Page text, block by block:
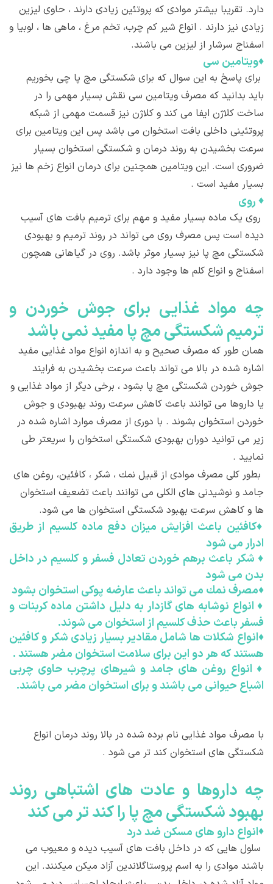
دارد. تقریبا بیشتر موادی كه پروتئین زیادی دارند ، حاوی لیزین
زیادی نیز دارند . انواع شیر كم چرب، تخم مرغ ، ماهی ها ، لوبیا و
اسفناج سرشار از لیزین می باشند.
♦ویتامین سی
برای پاسخ به این سوال که برای شکستگی مچ پا چی بخوریم
باید بدانید که مصرف ویتامین سی نقش بسیار مهمی را در
ساخت كلاژن ایفا می کند و كلاژن نیز قسمت مهمی از شبکه
پروتئینی داخلی بافت استخوان می باشد پس این ویتامین برای
سرعت بخشیدن به روند درمان و شكستگی استخوان بسیار
ضروری است. این ویتامین همچنین برای درمان انواع زخم ها نیز
بسیار مفید است .
♦روی
روی یک ماده بسیار مفید و مهم برای ترمیم بافت های آسیب
دیده است پس مصرف روی می تواند در روند ترمیم و بهبودی
شكستگی مچ پا نیز بسیار موثر باشد. روی در گیاهانی همچون
اسفناج و انواع كلم ها وجود دارد .
چه مواد غذايی برای جوش خوردن و
ترميم شكستگی مچ پا مفيد نمی باشد
همان طور كه مصرف صحیح و به اندازه انواع مواد غذایی مفید
اشاره شده در بالا می تواند باعث سرعت بخشیدن به فرایند
جوش خوردن شكستگی مچ پا بشود ، برخی دیگر از مواد غذایی و
یا داروها می توانند باعث کاهش سرعت روند بهبودی و جوش
خوردن استخوان بشوند . با دوری از مصرف موارد اشاره شده در
زیر می توانید دوران بهبودی شکستگی استخوان را سریعتر طی
نمایید .
بطور کلی مصرف موادی از قبیل نمك ، شكر ، كافئین، روغن های
جامد و نوشیدنی های الكلی می توانند باعث تضعیف استخوان
ها و کاهش سرعت بهبود شكستگی استخوان ها می شود.
♦كافئین باعث افزایش میزان دفع ماده كلسیم از طریق
ادرار می شود
♦ شكر باعث برهم خوردن تعادل فسفر و كلسیم در داخل
بدن می شود
♦مصرف نمك می تواند باعث عارضه پوكی استخوان بشود
♦انواع نوشابه های گازدار به دلیل داشتن ماده كربنات و
فسفر باعث حذف كلسیم از استخوان می شوند.
♦انواع شكلات ها شامل مقادیر بسیار زیادی شکر و كافئین
هستند كه هر دو این برای سلامت استخوان مضر هستند .
♦ انواع روغن های جامد و شیرهای پرچرب حاوی چربی
اشباع حیوانی می باشند و برای استخوان مضر می باشند.
با مصرف مواد غذایی نام برده شده در بالا روند درمان انواع
شکستگی های استخوان کند تر می شود .
چه داروها و عادت های اشتباهی روند
بهبود شکستگی مچ پا را کند تر می کند
♦انواع دارو های مسکن ضد درد
سلول هایی كه در داخل بافت های آسیب دیده و معیوب می
باشند موادی را به اسم پروستاگلاندین آزاد میکن میكنند. این